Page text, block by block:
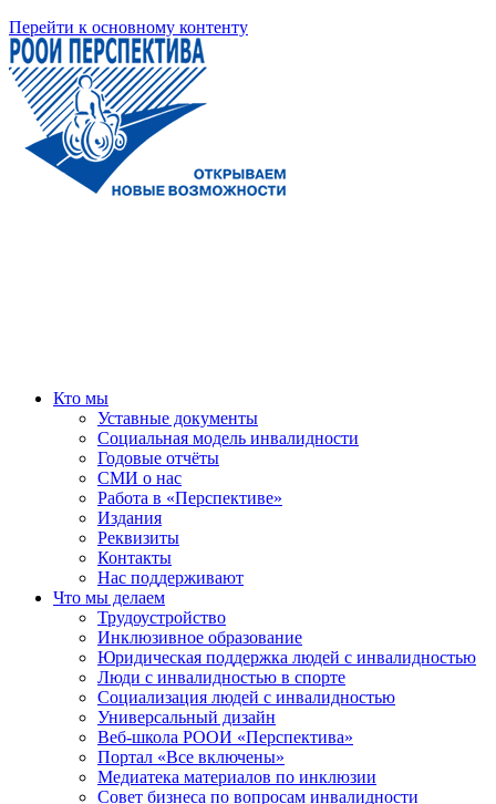
Перейти к основному контенту
Кто мы
Уставные документы
Социальная модель инвалидности
Годовые отчёты
СМИ о нас
Работа в «Перспективе»
Издания
Реквизиты
Контакты
Нас поддерживают
Что мы делаем
Трудоустройство
Инклюзивное образование
Юридическая поддержка людей с инвалидностью
Люди с инвалидностью в спорте
Социализация людей с инвалидностью
Универсальный дизайн
Веб-школа РООИ «Перспектива»
Портал «Все включены»
Медиатека материалов по инклюзии
Совет бизнеса по вопросам инвалидности